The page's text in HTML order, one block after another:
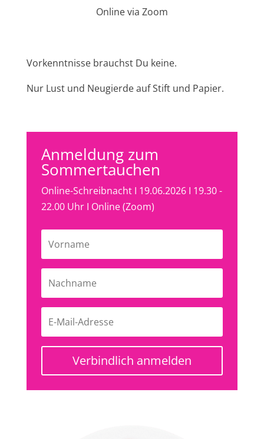
Online via Zoom
Vorkenntnisse brauchst Du keine.
Nur Lust und Neugierde auf Stift und Papier.
Anmeldung zum
Sommertauchen
Online-Schreibnacht I 19.06.2026 I 19.30 -
22.00 Uhr I Online (Zoom)
Verbindlich anmelden